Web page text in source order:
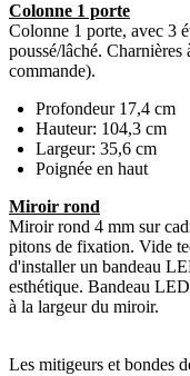
Colonne 1 porte
Colonne 1 porte, avec 3
poussé/lâché.
commande).
Profondeur 17,4 cm
Hauteur: 104,3 cm
Largeur: 35,6 cm
Poignée en haut
Miroir rond
Miroir rond 4 mm sur
pitons de fixation. Vide
d'installer un bandeau
esthétique. Bandeau
à la largeur du miroir.
Les mitigeurs et bondes